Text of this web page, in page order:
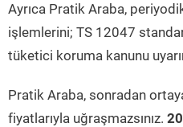
Ayrıca Pratik Araba,
işlemlerini; TS 12047
tüketici koruma kanunu
Pratik Araba, sonradan
fiyatlarıyla uğraşmazsınız.